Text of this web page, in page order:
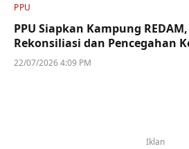
PPU
PPU Siapkan Kampung
Rekonsiliasi dan Pencegahan
22/07/2026 4:09 PM
Iklan